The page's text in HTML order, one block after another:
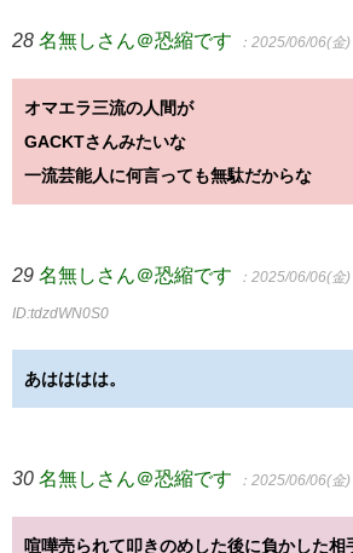
28 名無しさん＠恐縮です ：2025/06/06(金
オマエラ三流の人間が
GACKTさんみたいな
一流芸能人に何言っても無駄だからな
29 名無しさん＠恐縮です ：2025/06/06(金
ID:tdzdWN0S0
あはははは。
30 名無しさん＠恐縮です ：2025/06/06(金
喧嘩売られて叩きのめした後に負かした相